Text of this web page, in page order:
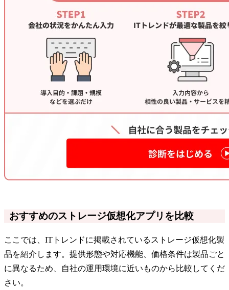
おすすめのストレージ仮想化アプリを比較
ここでは、ITトレンドに掲載されているストレージ仮想化製
品を紹介します。提供形態や対応機能、価格条件は製品ごと
に異なるため、自社の運用環境に近いものから比較してくだ
さい。